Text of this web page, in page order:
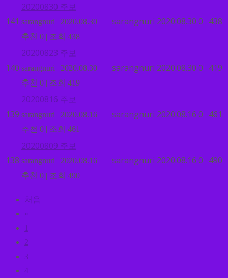
141
20200830 주보
sarangnuri | 2020.08.30 |
추천 0 | 조회 438
sarangnuri 2020.08.30 0 438
140
20200823 주보
sarangnuri | 2020.08.30 |
추천 0 | 조회 419
sarangnuri 2020.08.30 0 419
139
20200816 주보
sarangnuri | 2020.08.16 |
추천 0 | 조회 461
sarangnuri 2020.08.16 0 461
138
20200809 주보
sarangnuri | 2020.08.16 |
추천 0 | 조회 490
sarangnuri 2020.08.16 0 490
처음
«
1
2
3
4